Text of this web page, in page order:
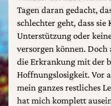
Tagen daran gedacht,
schlechter geht, dass
Unterstützung oder
versorgen können.
die Erkrankung mit der
Hoffnungslosigkeit. Vor
mein ganzes restliches
hat mich komplett